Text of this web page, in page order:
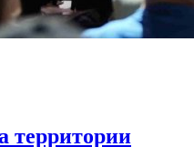
территории